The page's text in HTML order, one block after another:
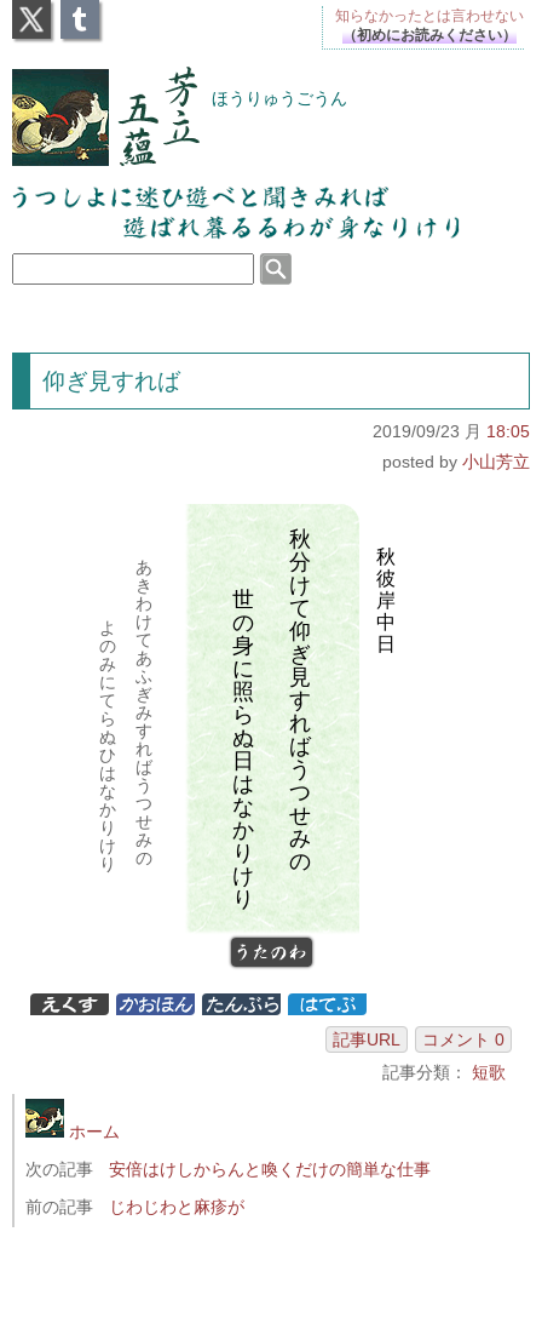
芳立五蘊 ほうりゅうごうん
うつしよに迷ひ遊べと聞きみれば遊ばれ暮るるわが
身なりけり
仰ぎ見すれば
2019/09/23 月 18:05
小山芳立
秋
彼
岸
中
日
秋
分
け
て
仰
ぎ
見
す
れ
ば
う
つ
せ
み
の
世
の
身
に
照
ら
ぬ
日
は
な
か
り
け
り
あ
き
わ
け
て
あ
ふ
ぎ
み
す
れ
ば
う
つ
せ
み
の
よ
の
み
に
て
ら
ぬ
ひ
は
な
か
り
け
り
うたのわ
記事URL
コメント 0
記事分類： 短歌
ホーム
次の記事
安倍はけしからんと喚くだけの簡単な仕事
前の記事
じわじわと麻疹が
知らなかったとは言わせない
（初めにお読みください）
X Tumblr